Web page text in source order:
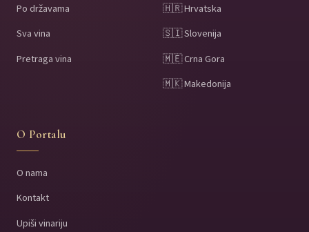
Po državama
Sva vina
Pretraga vina
🇭🇷 Hrvatska
🇸🇮 Slovenija
🇲🇪 Crna Gora
🇲🇰 Makedonija
O Portalu
O nama
Kontakt
Upiši vinariju